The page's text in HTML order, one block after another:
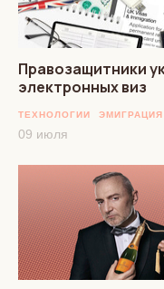
Правозащитники
электронных виз
ТЕХНОЛОГИИ ЭМИГРАЦИЯ
09 июля